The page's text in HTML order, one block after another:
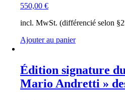
550,00 €
incl. MwSt. (différencié selon
Ajouter au panier
Édition signature
Mario Andretti »